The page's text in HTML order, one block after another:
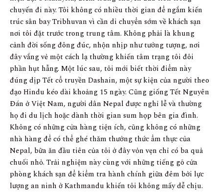
chuyến đi này. Tôi không có nhiều thời gian để ngắm kiến
trúc sân bay Tribhuvan vì cần di chuyển sớm về khách sạn
nơi tôi đặt trước trong trung tâm. Không phải là khung
cảnh đời sống đông đúc, nhộn nhịp như tưởng tượng, nơi
đây vắng vẻ một cách lạ thường khiến tâm trạng tôi đôi
phần hụt hẫng. Một lúc sau, tôi mới biết thời điểm này
đúng dịp Tết cổ truyền Dashain, một sự kiện của người theo
đạo Hindu kéo dài khoảng 15 ngày. Cũng giống Tết Nguyên
Đán ở Việt Nam, người dân Nepal được nghỉ lễ và thường
họ đi du lịch hoặc dành thời gian sum họp bên gia đình.
Không có những cửa hàng tiện ích, cũng không có những
nhà hàng để có thể ghé thăm thưởng thức ẩm thực của
Nepal, bữa ăn đầu tiên của tôi ở đây vỏn vẹn chỉ có ba quả
chuối nhỏ. Trải nghiệm này cùng với những tiếng gõ cửa
phòng khách sạn để kiểm tra hành chính giữa đêm bởi lực
lượng an ninh ở Kathmandu khiến tôi không mấy dễ chịu.